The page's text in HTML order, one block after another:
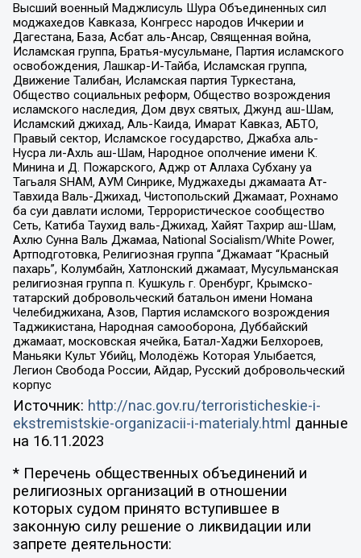
Высший военный Маджлисуль Шура Объединенных сил
моджахедов Кавказа, Конгресс народов Ичкерии и
Дагестана, База, Асбат аль-Ансар, Священная война,
Исламская группа, Братья-мусульмане, Партия исламского
освобождения, Лашкар-И-Тайба, Исламская группа,
Движение Талибан, Исламская партия Туркестана,
Общество социальных реформ, Общество возрождения
исламского наследия, Дом двух святых, Джунд аш-Шам,
Исламский джихад, Аль-Каида, Имарат Кавказ, АБТО,
Правый сектор, Исламское государство, Джабха аль-
Нусра ли-Ахль аш-Шам, Народное ополчение имени К.
Минина и Д. Пожарского, Аджр от Аллаха Субхану уа
Тагьаля SHAM, АУМ Синрике, Муджахеды джамаата Ат-
Тавхида Валь-Джихад, Чистопольский Джамаат, Рохнамо
ба суи давлати исломи, Террористическое сообщество
Сеть, Катиба Таухид валь-Джихад, Хайят Тахрир аш-Шам,
Ахлю Сунна Валь Джамаа, National Socialism/White Power,
Артподготовка, Религиозная группа “Джамаат “Красный
пахарь”, Колумбайн, Хатлонский джамаат, Мусульманская
религиозная группа п. Кушкуль г. Оренбург, Крымско-
татарский добровольческий батальон имени Номана
Челебиджихана, Азов, Партия исламского возрождения
Таджикистана, Народная самооборона, Дуббайский
джамаат, московская ячейка, Батал-Хаджи Белхороев,
Маньяки Культ Убийц, Молодёжь Которая Улыбается,
Легион Свобода России, Айдар, Русский добровольческий
корпус
Источник: http://nac.gov.ru/terroristicheskie-i-
ekstremistskie-organizacii-i-materialy.html данные
на 16.11.2023
* Перечень общественных объединений и
религиозных организаций в отношении
которых судом принято вступившее в
законную силу решение о ликвидации или
запрете деятельности: